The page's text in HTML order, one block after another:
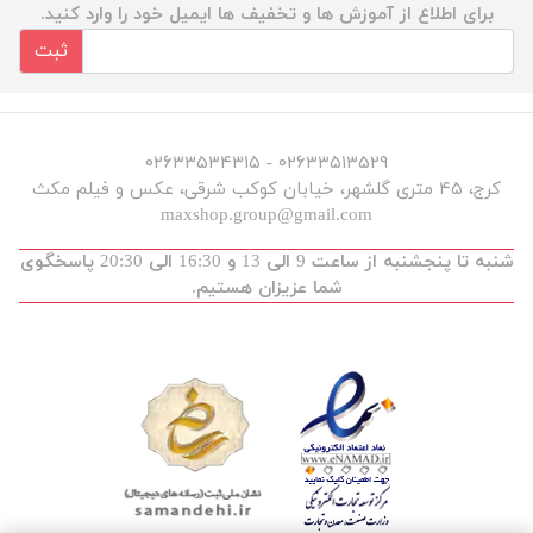
برای اطلاع از آموزش ها و تخفیف ها ایمیل خود را وارد کنید.
ثبت
۰۲۶۳۳۵۱۳۵۲۹ - ۰۲۶۳۳۵۳۴۳۱۵
کرج، ۴۵ متری گلشهر، خیابان کوکب شرقی، عکس و فیلم مکث
maxshop.group@gmail.com
شنبه تا پنجشنبه از ساعت 9 الی 13 و 16:30 الی 20:30 پاسخگوی
شما عزیزان هستیم.